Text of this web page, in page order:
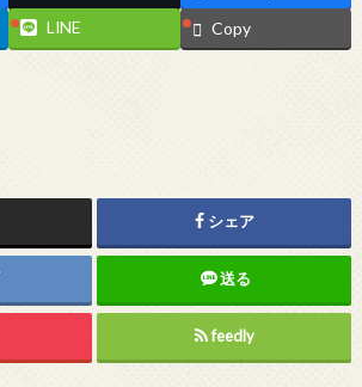
LINE Copy
シェア
送る
feedly